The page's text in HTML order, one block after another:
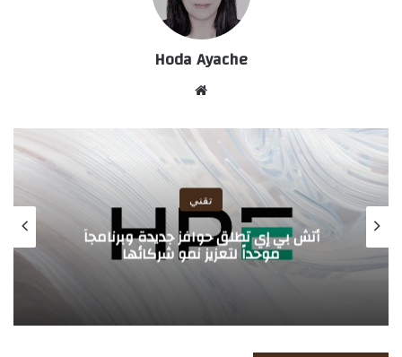
Hoda Ayache
الوي
ب
تقني
أتش بي إي تطلق حوافز جديدة وبرنامجاً
موحداً لتعزيز نمو شركائها